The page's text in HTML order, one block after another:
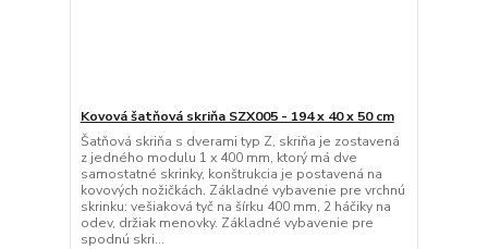
Kovová šatňová skriňa SZX005 - 194 x 40 x 50 cm
Šatňová skriňa s dverami typ Z, skriňa je zostavená
z jedného modulu 1 x 400 mm, ktorý má dve
samostatné skrinky, konštrukcia je postavená na
kovových nožičkách. Základné vybavenie pre vrchnú
skrinku: vešiaková tyč na šírku 400 mm, 2 háčiky na
odev, držiak menovky. Základné vybavenie pre
spodnú skri...